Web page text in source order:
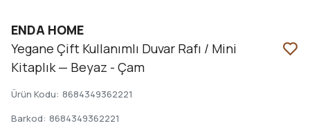
ENDA HOME
Yegane Çift Kullanımlı Duvar Rafı / Mini
Kitaplık — Beyaz - Çam
Ürün Kodu: 8684349362221
Barkod: 8684349362221